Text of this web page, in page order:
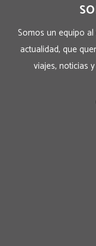
Somos un equipo
actualidad, que
viajes, noticias